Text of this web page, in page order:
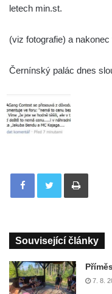
letech min.st.
(viz fotografie) a
Černínský palác dnes
Související články
7. 8.